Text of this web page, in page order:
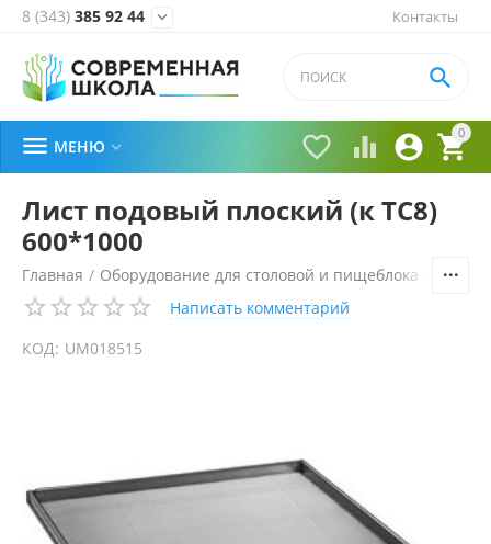
Контакты
8 (343) 385 92 44 
0


 

 МЕНЮ 
Лист подовый плоский (к ТС8)
600*1000
Главная / Оборудование для столовой и пищеблока
Написать комментарий
КОД: UM018515